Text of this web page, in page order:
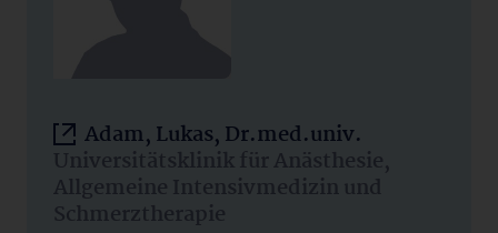
Adam, Lukas, Dr.med.univ.
Universitätsklinik für Anästhesie,
Allgemeine Intensivmedizin und
Schmerztherapie